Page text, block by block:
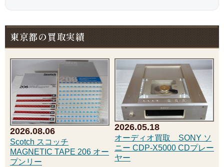
東京都の買取実績
2026.08.06
Scotch スコッチ
MAGNETIC TAPE 206 オー
プンリー
2026.05.18
オーディオ買取 SONY ソ
ニー CDP-X5000 CDプレー
ヤー